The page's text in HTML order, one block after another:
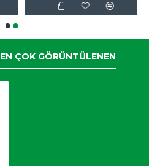
EN ÇOK GÖRÜNTÜLENEN